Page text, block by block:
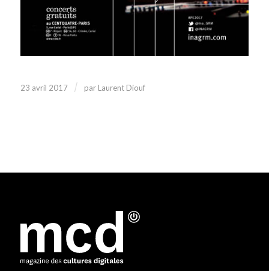
23 avril 2017 / par Laurent Diouf